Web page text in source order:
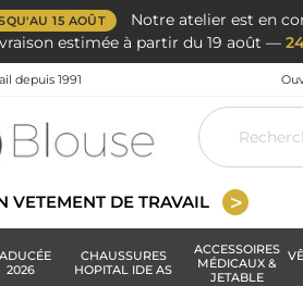
15 AOÛT Notre atelier est en
estimée à partir du 19 août —
depuis 1991
VETEMENT DE TRAVAIL
2026
CHAUSSURES
HOPITAL IDE AS
ACCESSOIRES
MÉDICAUX &
JETABLE